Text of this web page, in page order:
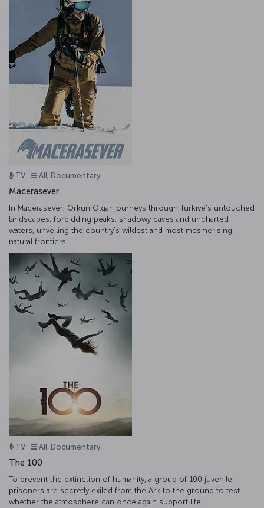
TV All, Documentary
Macerasever
In Macerasever, Orkun Olgar journeys through Türkiye’s untouched
landscapes, forbidding peaks, shadowy caves and uncharted
waters, unveiling the country’s wildest and most mesmerising
natural frontiers.
TV All, Documentary
The 100
To prevent the extinction of humanity, a group of 100 juvenile
prisoners are secretly exiled from the Ark to the ground to test
whether the atmosphere can once again support life.